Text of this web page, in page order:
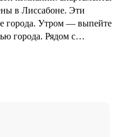
в Лиссабоне. Эти
города. Утром — выпейте
города. Рядом с